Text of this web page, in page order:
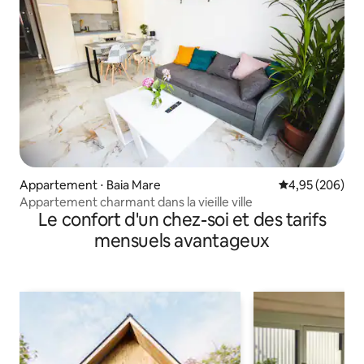
Appartement ⋅ Baia Mare Évaluation
4,95 (206)
Appartement charmant dans la vieille ville
Le confort d'un chez-soi et des tarifs
mensuels avantageux